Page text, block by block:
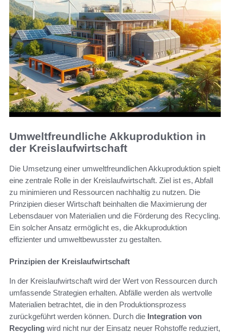
Umweltfreundliche Akkuproduktion in
der Kreislaufwirtschaft
Die Umsetzung einer umweltfreundlichen Akkuproduktion spielt
eine zentrale Rolle in der Kreislaufwirtschaft. Ziel ist es, Abfall
zu minimieren und Ressourcen nachhaltig zu nutzen. Die
Prinzipien dieser Wirtschaft beinhalten die Maximierung der
Lebensdauer von Materialien und die Förderung des Recycling.
Ein solcher Ansatz ermöglicht es, die Akkuproduktion
effizienter und umweltbewusster zu gestalten.
Prinzipien der Kreislaufwirtschaft
In der Kreislaufwirtschaft wird der Wert von Ressourcen durch
umfassende Strategien erhalten. Abfälle werden als wertvolle
Materialien betrachtet, die in den Produktionsprozess
zurückgeführt werden können. Durch die Integration von
Recycling wird nicht nur der Einsatz neuer Rohstoffe reduziert,